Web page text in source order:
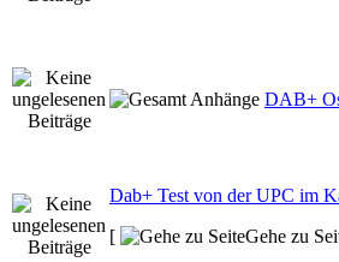
DAB+
Dab+ Test von der UPC im
[
Gehe zu